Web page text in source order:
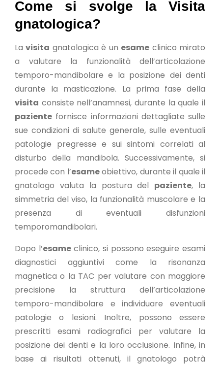
Come si svolge la Visita
gnatologica?
Lavisita gnatologica è un esame clinico mirato
a valutare la funzionalità dell’articolazione
temporo-mandibolare e la posizione dei denti
durante la masticazione. La prima fase della
visita consiste nell’anamnesi, durante la quale il
paziente fornisce informazioni dettagliate sulle
sue condizioni di salute generale, sulle eventuali
patologie pregresse e sui sintomi correlati al
disturbo della mandibola. Successivamente, si
procede con l’esameobiettivo, durante il quale il
gnatologo valuta la postura del paziente, la
simmetria del viso, la funzionalità muscolare e la
presenza di eventuali disfunzioni
temporomandibolari.
Dopo l’esameclinico, si possono eseguire esami
diagnostici aggiuntivi come la risonanza
magnetica o la TAC per valutare con maggiore
precisione la struttura dell’articolazione
temporo-mandibolare e individuare eventuali
patologie o lesioni. Inoltre, possono essere
prescritti esami radiografici per valutare la
posizione dei denti e la loro occlusione. Infine, in
base ai risultati ottenuti, il gnatologo potrà